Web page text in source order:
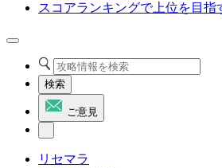
スコアランキングで上位を目指
検索
ご意見
リセマラ